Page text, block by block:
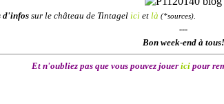
d'infossur le château de Tintagel ici et là (*sources).
---
Bon week-end à tous!
Et n'oubliez pas que vous pouvez jouer ici pour